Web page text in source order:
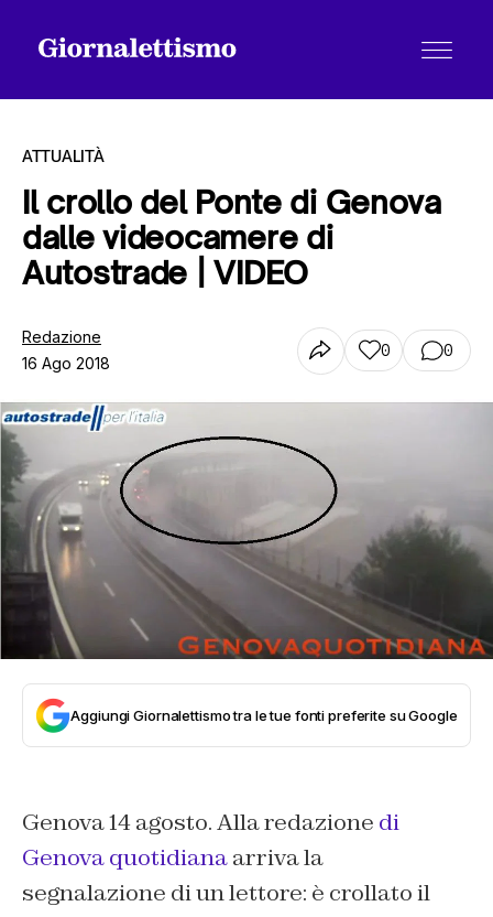
Tutti gli articoli
Chi siamo
Contatti
ATTUALITÀ
Il crollo del Ponte di Genova
dalle videocamere di
Autostrade | VIDEO
Redazione
16 Ago 2018
0 0
Aggiungi Giornalettismo tra le tue fonti preferite su Google
Genova 14 agosto. Alla redazione di
Genova quotidianaarriva la
segnalazione di un lettore: è crollato il